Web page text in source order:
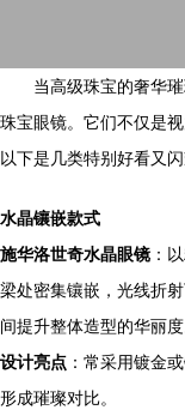
当高级珠宝的奢华
珠宝眼镜。它们不仅是
以下是几类特别好看又
水晶镶嵌款式
施华洛世奇水晶眼镜 ：
梁处密集镶嵌，光线折
间提升整体造型的华丽度
设计亮点 ：常采用镀金
形成璀璨对比。